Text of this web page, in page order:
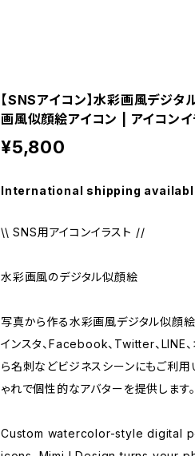
【SNSアイコン】水彩画風デジ
画風似顔絵アイコン | アイコンイ
¥5,800
International shipping
\\ SNS用アイコンイラスト //
水彩画風のデジタル似顔絵
写真から作る水彩画風デジタル似顔絵
インスタ、Facebook、Twitter、LINE
ら名刺などビジネスシーンにもご利用
ゃれで個性的なアバターを提供します。
Custom watercolor-style digital